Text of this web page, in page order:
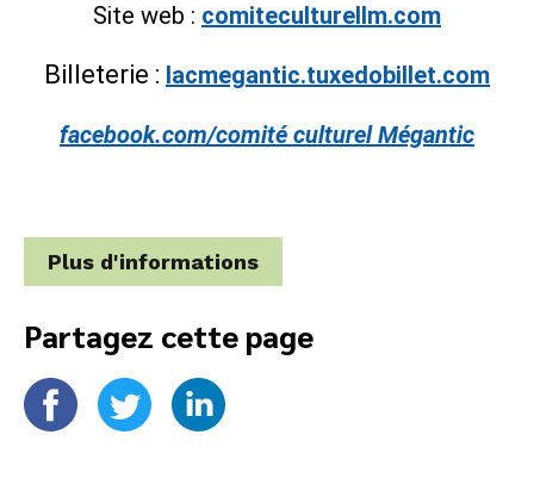
Site web : comiteculturellm.com
Billeterie : lacmegantic.tuxedobillet.com
facebook.com/comité culturel Mégantic
Plus d'informations
Partagez cette page